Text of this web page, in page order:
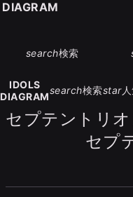
search検索
IDOLS
DIAGRAM
search検索star
セプテントリオ
セプ